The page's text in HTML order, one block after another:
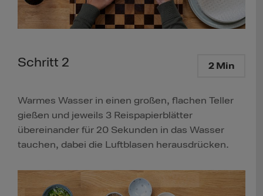
Schritt 2 2 Min
Warmes Wasser in einen großen, flachen Teller
gießen und jeweils 3 Reispapierblätter
übereinander für 20 Sekunden in das Wasser
tauchen, dabei die Luftblasen herausdrücken.